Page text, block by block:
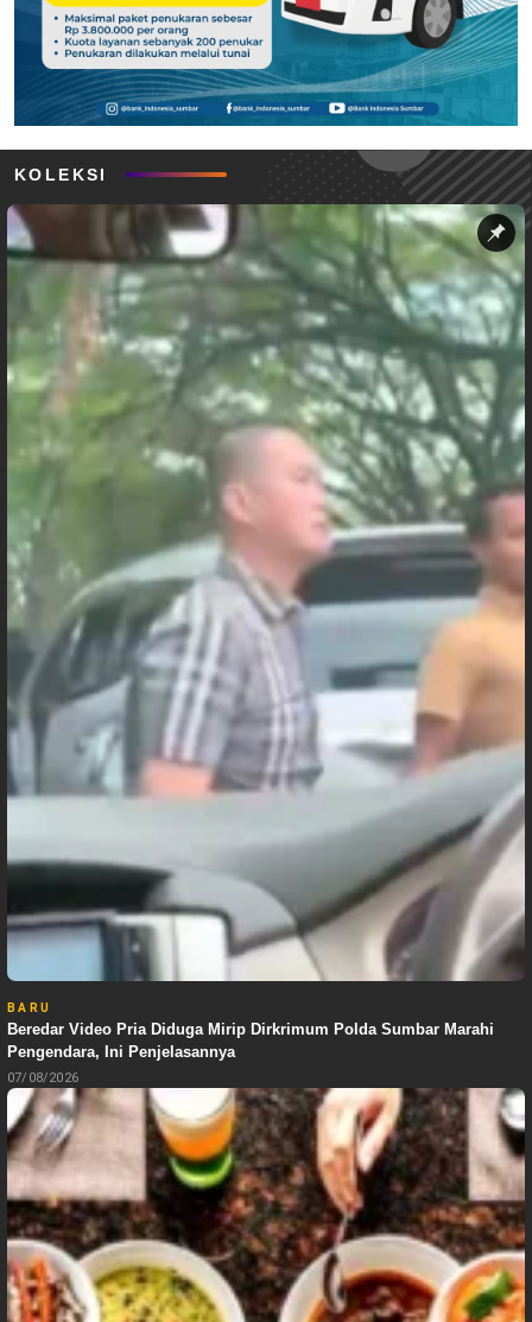
KOLEKSI
BARU
Beredar Video Pria Diduga Mirip Dirkrimum Polda Sumbar Marahi
Pengendara, Ini Penjelasannya
07/08/2026